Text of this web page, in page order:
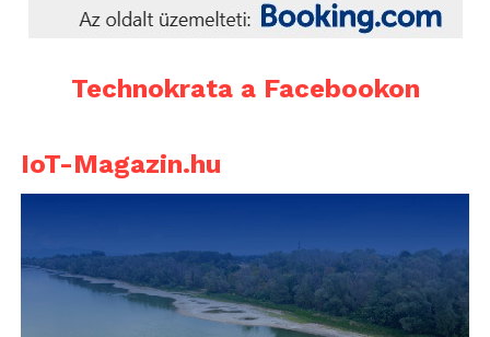
Technokrata a Facebookon
IoT-Magazin.hu